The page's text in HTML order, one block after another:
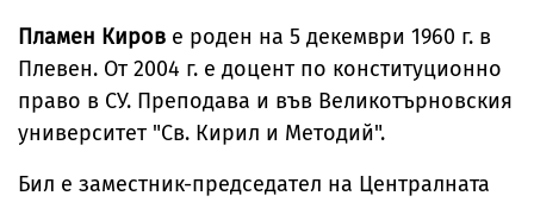
Пламен Киров е роден на 5 декември 1960 г. в
Плевен. От 2004 г. е доцент по конституционно
право в СУ. Преподава и във Великотърновския
университет "Св. Кирил и Методий".
Бил е заместник-председател на Централната